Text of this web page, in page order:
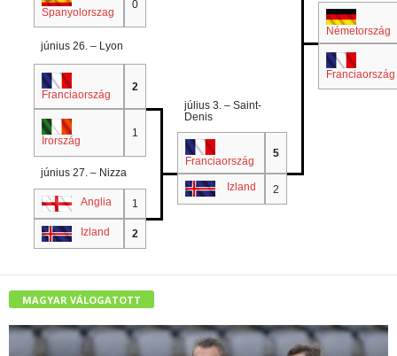
Spanyolorszag
0
.
Németország
június 26. – Lyon
.
Franciaország
.
Franciaország
2
július 3. – Saint-
Denis
.
Írország
1
.
Franciaország
5
június 27. – Nizza
.
Izland
2
.
Anglia 1
. Izland 2
MAGYAR VÁLOGATOTT